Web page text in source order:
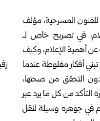
المسرحية، مؤلف
في تصريح خاص لـ
أهمية الإعلام، وكيف
‏أفكار مغلوطة عندما
التحقق من ‏صحتها،
التأكد من كل ما ‏يرد عبر
في جوهره وسيلة لنقل